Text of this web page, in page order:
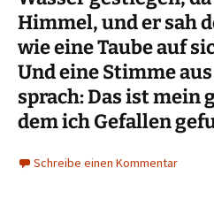
Himmel, und er sah
wie eine Taube auf
Und eine Stimme
sprach: Das ist mein
dem ich Gefallen
Schreibe einen Kommentar